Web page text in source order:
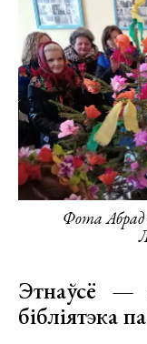
Фота
Этнаўсё —
бібліятэка